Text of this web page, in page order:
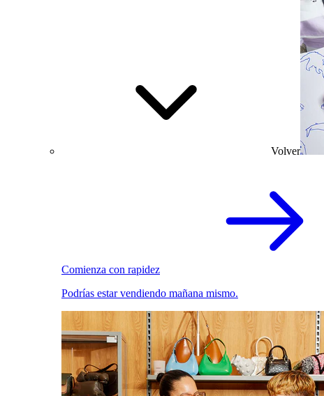
Volver
Comienza con rapidez
Podrías estar vendiendo mañana mismo.